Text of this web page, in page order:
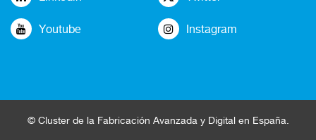
Youtube Instagram
© Clusterde la Fabricación Avanzada y Digital en España